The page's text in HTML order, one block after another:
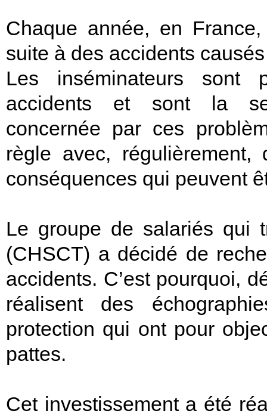
Chaque année, en
suite à des accidents
Les inséminateurs sont
accidents et sont la
concernée par ces
règle avec, régulièrement,
conséquences qui peuvent
Le groupe de salariés qui
(CHSCT) a décidé de
accidents. C’est pourquoi,
réalisent des
protection qui ont pour
pattes.
Cet investissement a été